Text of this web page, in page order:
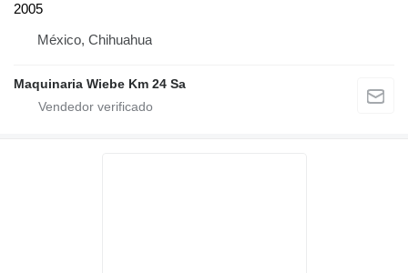
2005
México, Chihuahua
Maquinaria Wiebe Km 24 Sa